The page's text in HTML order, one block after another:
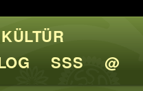
KÜLTÜR
SSS @